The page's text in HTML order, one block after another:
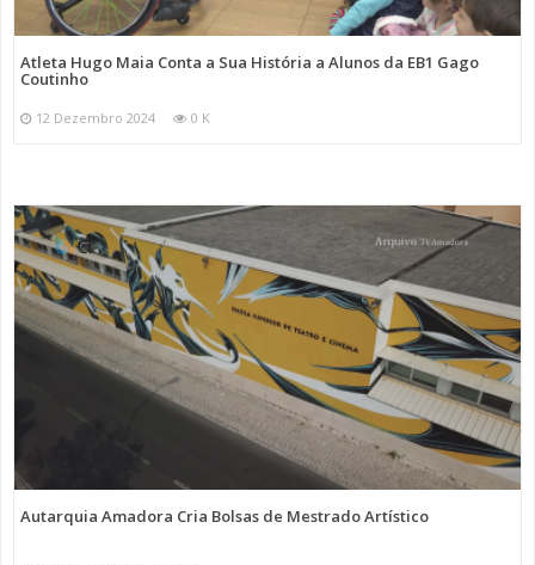
Atleta Hugo Maia Conta a Sua História a Alunos da EB1 Gago
Coutinho
12 Dezembro 2024 0 K
Autarquia Amadora Cria Bolsas de Mestrado Artístico